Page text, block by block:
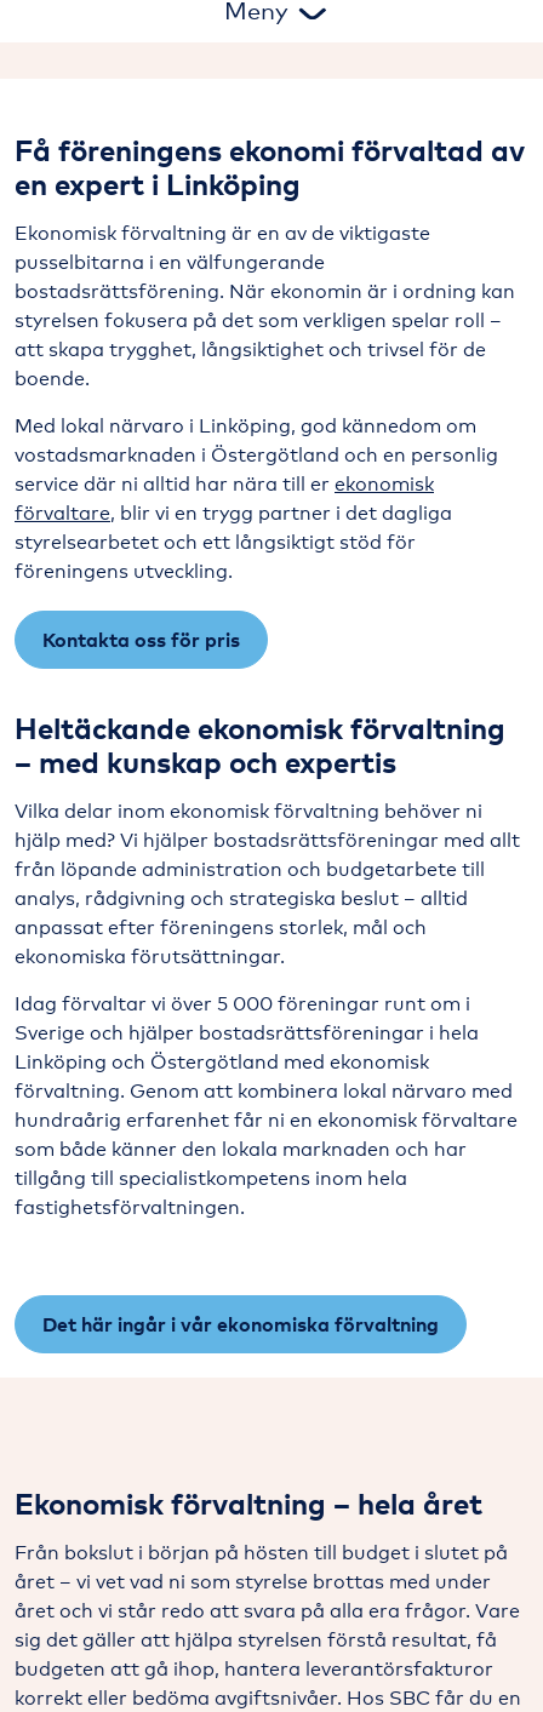
Meny
Köhantering
SBC Låneupphandling
Få föreningens ekonomi förvaltad av
en expert i Linköping
Ekonomisk förvaltning är en av de viktigaste
pusselbitarna i en välfungerande
bostadsrättsförening. När ekonomin är i ordning kan
styrelsen fokusera på det som verkligen spelar roll –
att skapa trygghet, långsiktighet och trivsel för de
boende.
Med lokal närvaro i Linköping, god kännedom om
vostadsmarknaden i Östergötland och en personlig
service där ni alltid har nära till er ekonomisk
förvaltare, blir vi en trygg partner i det dagliga
styrelsearbetet och ett långsiktigt stöd för
föreningens utveckling.
Kontakta oss för pris
Heltäckande ekonomisk förvaltning
– med kunskap och expertis
Vilka delar inom ekonomisk förvaltning behöver ni
hjälp med? Vi hjälper bostadsrättsföreningar med allt
från löpande administration och budgetarbete till
analys, rådgivning och strategiska beslut – alltid
anpassat efter föreningens storlek, mål och
ekonomiska förutsättningar.
Idag förvaltar vi över 5 000 föreningar runt om i
Sverige och hjälper bostadsrättsföreningar i hela
Linköping och Östergötland med ekonomisk
förvaltning. Genom att kombinera lokal närvaro med
hundraårig erfarenhet får ni en ekonomisk förvaltare
som både känner den lokala marknaden och har
tillgång till specialistkompetens inom hela
fastighetsförvaltningen.
Det här ingår i vår ekonomiska förvaltning
Ekonomisk förvaltning – hela året
Från bokslut i början på hösten till budget i slutet på
året – vi vet vad ni som styrelse brottas med under
året och vi står redo att svara på alla era frågor. Vare
sig det gäller att hjälpa styrelsen förstå resultat, få
budgeten att gå ihop, hantera leverantörsfakturor
korrekt eller bedöma avgiftsnivåer. Hos SBC får du en